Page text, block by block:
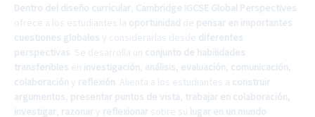
Dentro del diseño curricular, Cambridge IGCSE Global Perspectives
ofrece a los estudiantes la oportunidad de pensar en importantes
cuestiones globales y considerarlas desde diferentes
perspectivas . Se desarrolla un conjunto de habilidades
transferibles en investigación, análisis, evaluación, comunicación,
colaboración y reflexión . Alienta a los estudiantes a construir
argumentos, presentar puntos de vista, trabajar en colaboración,
investigar, razonar y reflexionar sobre su lugar en un mundo